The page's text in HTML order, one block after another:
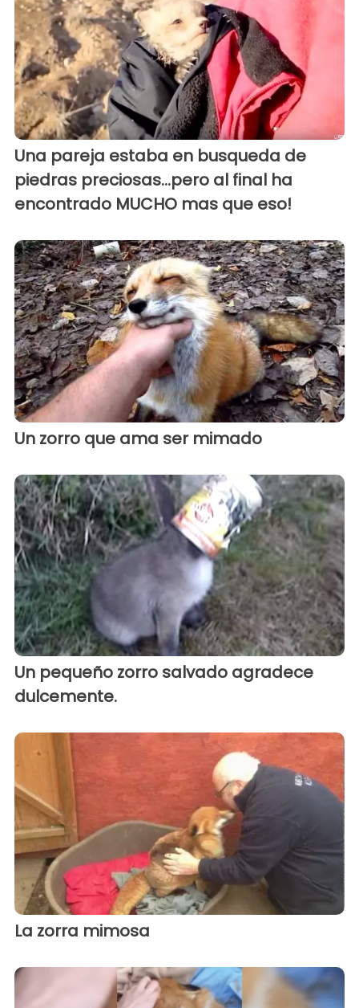
Una pareja estaba en busqueda de
piedras preciosas...pero al final ha
encontrado MUCHO mas que eso!
Un zorro que ama ser mimado
Un pequeño zorro salvado agradece
dulcemente.
La zorra mimosa